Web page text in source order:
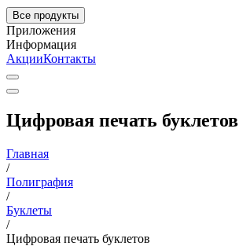
Все продукты
Приложения
Информация
АкцииКонтакты
Цифровая печать буклетов
Главная
/
Полиграфия
/
Буклеты
/
Цифровая печать буклетов